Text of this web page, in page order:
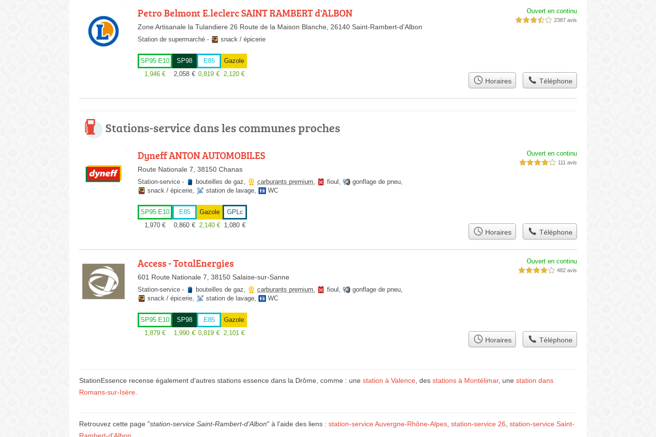
Petro Belmont E.leclerc SAINT RAMBERT d'ALBON
Zone Artisanale la Tulandiere 26 Route de la Maison Blanche, 26140 Saint-Rambert-d'Albon
Ouvert en continu
3,5 étoiles sur 5 2387 avis
Station de supermarché - snack / épicerie
SP95 E10
1,946 €
SP98
2,058 €
E85
0,819 €
Gazole
2,120 €
Horaires Téléphone
Stations-service dans les communes proches
Dyneff ANTON AUTOMOBILES
Route Nationale 7, 38150 Chanas
Ouvert en continu
4,0 étoiles sur 5 111 avis
Station-service - bouteilles de gaz, carburants premium, fioul , gonflage de pneu,
snack / épicerie, station de lavage, WC
SP95 E10
1,970 €
E85
0,860 €
Gazole
2,140 €
GPLc
1,080 €
Horaires Téléphone
Access - TotalEnergies
601 Route Nationale 7, 38150 Salaise-sur-Sanne
Ouvert en continu
4,0 étoiles sur 5 482 avis
Station-service - bouteilles de gaz, carburants premium, fioul , gonflage de pneu,
snack / épicerie, station de lavage, WC
SP95 E10
1,879 €
SP98
1,990 €
E85
0,819 €
Gazole
2,101 €
Horaires Téléphone
StationEssence recense également d'autres stations essence dans la Drôme, comme : une station à Valence , des stations à Montélimar, une station dans
Romans-sur-Isère
Retrouvez cette page "station-service Saint-Rambert-d'Albon" à l'aide des liens : station-service Auvergne-Rhône-Alpes station-service 26 station-service Saint-